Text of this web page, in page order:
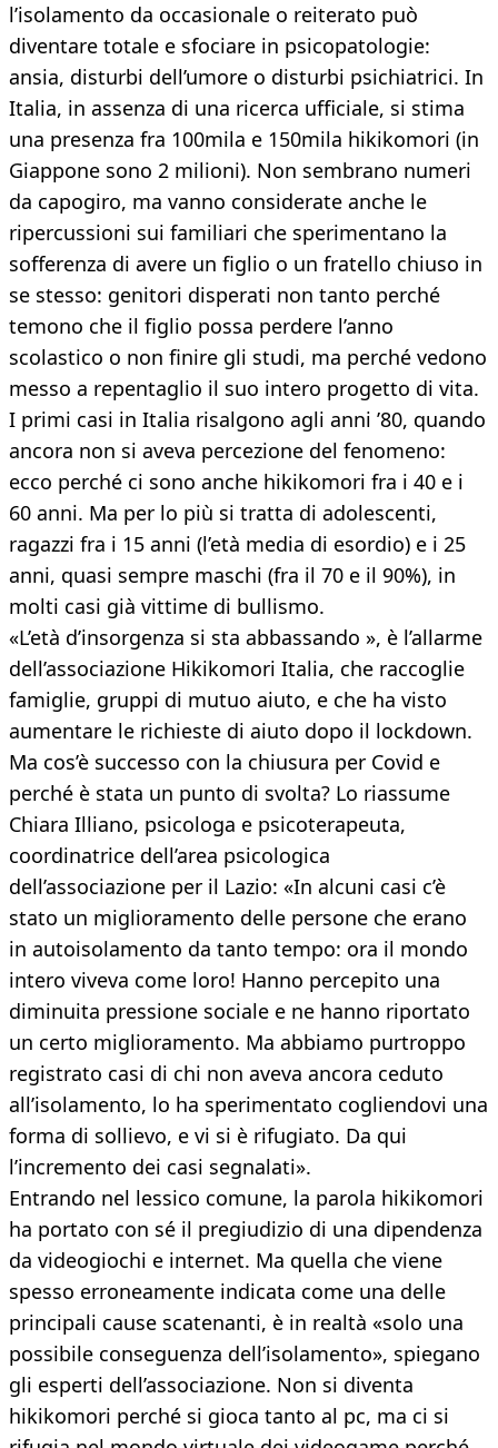
l’isolamento da occasionale o reiterato può
diventare totale e sfociare in psicopatologie:
ansia, disturbi dell’umore o disturbi psichiatrici. In
Italia, in assenza di una ricerca ufficiale, si stima
una presenza fra 100mila e 150mila hikikomori (in
Giappone sono 2 milioni). Non sembrano numeri
da capogiro, ma vanno considerate anche le
ripercussioni sui familiari che sperimentano la
sofferenza di avere un figlio o un fratello chiuso in
se stesso: genitori disperati non tanto perché
temono che il figlio possa perdere l’anno
scolastico o non finire gli studi, ma perché vedono
messo a repentaglio il suo intero progetto di vita.
I primi casi in Italia risalgono agli anni ’80, quando
ancora non si aveva percezione del fenomeno:
ecco perché ci sono anche hikikomori fra i 40 e i
60 anni. Ma per lo più si tratta di adolescenti,
ragazzi fra i 15 anni (l’età media di esordio) e i 25
anni, quasi sempre maschi (fra il 70 e il 90%), in
molti casi già vittime di bullismo.
«L’età d’insorgenza si sta abbassando », è l’allarme
dell’associazione Hikikomori Italia, che raccoglie
famiglie, gruppi di mutuo aiuto, e che ha visto
aumentare le richieste di aiuto dopo il lockdown.
Ma cos’è successo con la chiusura per Covid e
perché è stata un punto di svolta? Lo riassume
Chiara Illiano, psicologa e psicoterapeuta,
coordinatrice dell’area psicologica
dell’associazione per il Lazio: «In alcuni casi c’è
stato un miglioramento delle persone che erano
in autoisolamento da tanto tempo: ora il mondo
intero viveva come loro! Hanno percepito una
diminuita pressione sociale e ne hanno riportato
un certo miglioramento. Ma abbiamo purtroppo
registrato casi di chi non aveva ancora ceduto
all’isolamento, lo ha sperimentato cogliendovi una
forma di sollievo, e vi si è rifugiato. Da qui
l’incremento dei casi segnalati».
Entrando nel lessico comune, la parola hikikomori
ha portato con sé il pregiudizio di una dipendenza
da videogiochi e internet. Ma quella che viene
spesso erroneamente indicata come una delle
principali cause scatenanti, è in realtà «solo una
possibile conseguenza dell’isolamento», spiegano
gli esperti dell’associazione. Non si diventa
hikikomori perché si gioca tanto al pc, ma ci si